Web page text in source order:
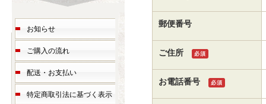
郵便番号
ご住所 必須
お電話番号 必須
お知らせ
ご購入の流れ
配送・お支払い
特定商取引法に基づく表示